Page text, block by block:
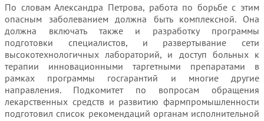
По словам Александра Петрова, работа по борьбе с этим
опасным заболеванием должна быть комплексной. Она
должна включать также и разработку программы
подготовки специалистов, и развертывание сети
высокотехнологичных лабораторий, и доступ больных к
терапии инновационными таргетными препаратами в
рамках программы госгарантий и многие другие
направления. Подкомитет по вопросам обращения
лекарственных средств и развитию фармпромышленности
подготовил список рекомендаций органам исполнительной